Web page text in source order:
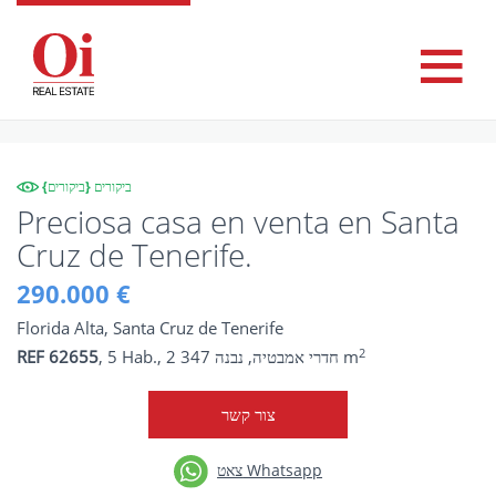
{ביקורים} ביקורים
Preciosa casa en venta en Santa
Cruz de Tenerife.
290.000 €
Florida Alta, Santa Cruz de Tenerife
REF 62655
, 5 Hab., 2 חדרי אמבטיה, נבנה 347 m2
צור קשר
צאט Whatsapp